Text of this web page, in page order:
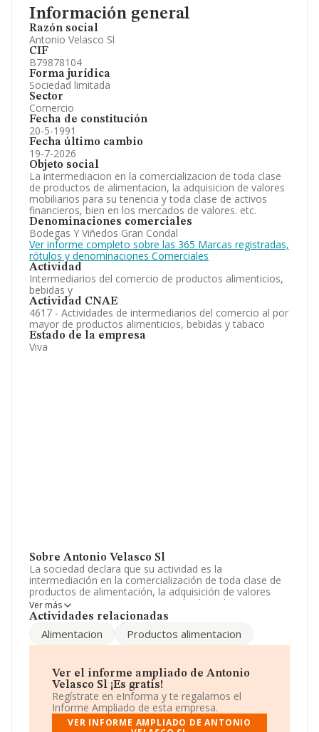
Información general
Razón social
Antonio Velasco Sl
CIF
B79878104
Forma jurídica
Sociedad limitada
Sector
Comercio
Fecha de constitución
20-5-1991
Fecha último cambio
19-7-2026
Objeto social
La intermediacion en la comercializacion de toda clase
de productos de alimentacion, la adquisicion de valores
mobiliarios para su tenencia y toda clase de activos
financieros, bien en los mercados de valores. etc.
Denominaciones comerciales
Bodegas Y Viñedos Gran Condal
Ver informe completo sobre las 365 Marcas registradas,
rótulos y denominaciones Comerciales
Actividad
Intermediarios del comercio de productos alimenticios,
bebidas y
Actividad CNAE
4617 - Actividades de intermediarios del comercio al por
mayor de productos alimenticios, bebidas y tabaco
Estado de la empresa
Viva
Sobre Antonio Velasco Sl
La sociedad declara que su actividad es la
intermediación en la comercialización de toda clase de
productos de alimentación, la adquisición de valores
mobiliarios para su tenencia y toda clase de activos
financieros, bien en los mercados de valores. etc. La
Clasifica su actividad CNAE como 'Intermediarios del
comercio de productos alimenticios, bebidas y tabaco',
exportación.
Ha habido un descenso en cuanto al número de
empleados y atendiendo a los datos disponibles en
INFORMA, el número de empleados de la compañía ha
estado por debajo de la media de sector.
Ver más
Actividades relacionadas
Alimentacion Productos alimentacion
Ver el informe ampliado de Antonio
Velasco Sl ¡Es gratis!
Regístrate en eInforma y te regalamos el
Informe Ampliado de esta empresa.
VER INFORME AMPLIADO DE ANTONIO
Información oficial y registral complementaria.